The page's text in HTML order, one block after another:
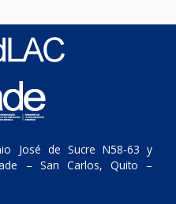
José de Sucre N58-63 y
– San Carlos, Quito –